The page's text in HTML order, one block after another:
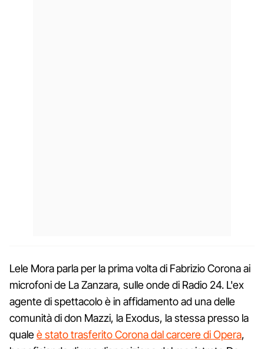
Lele Mora parla per la prima volta di Fabrizio Corona ai
microfoni de La Zanzara, sulle onde di Radio 24. L'ex
agente di spettacolo è in affidamento ad una delle
comunità di don Mazzi, la Exodus, la stessa presso la
qualeè stato trasferito Corona dal carcere di Opera,